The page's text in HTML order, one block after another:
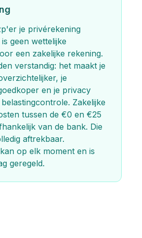
je privérekening
geen wettelijke
een zakelijke rekening.
verstandig: het maakt je
je
en je privacy
Zakelijke
tussen de €0 en €25
van de bank. Die
aftrekbaar.
op elk moment en is
geregeld.